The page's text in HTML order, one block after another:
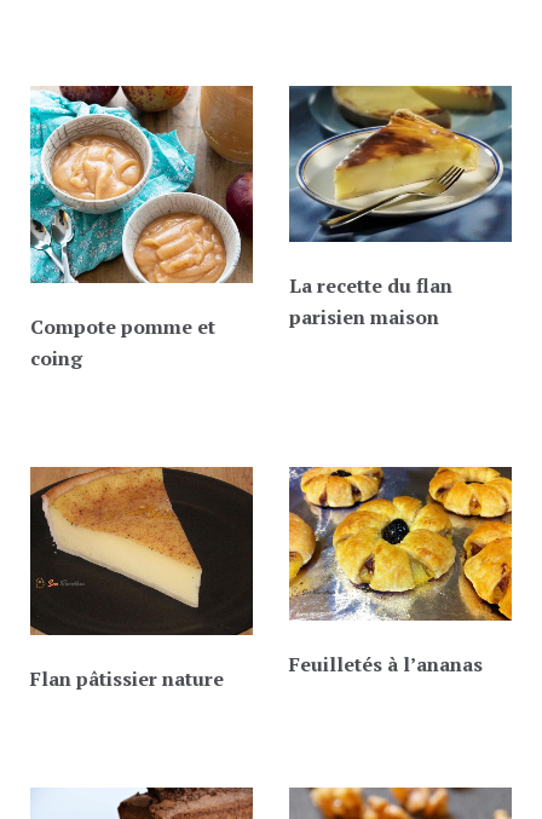
Compote pomme et
coing
La recette du flan
parisien maison
Flan pâtissier nature
Feuilletés à l’ananas